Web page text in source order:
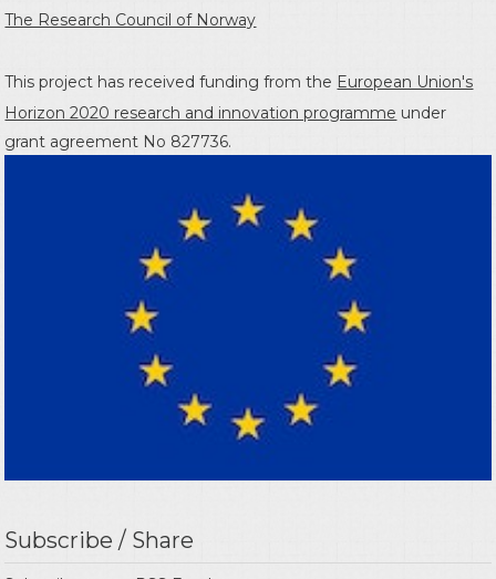
The Research Council of Norway
This project has received funding from the European Union's
Horizon 2020 research and innovation programme under
grant agreement No 827736.
Subscribe / Share